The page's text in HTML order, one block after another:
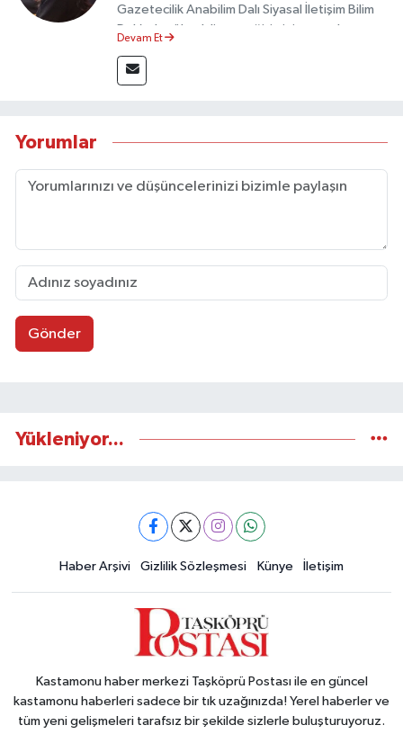
Gazetecilik Anabilim Dalı Siyasal İletişim Bilim
Dalı’nda yüksek lisans eğitimini tamamlamıştır.
akademik çalışmalar gerçekleştirmiştir.
Taşköprü Postası internet haber sitesinde
Devam Et
Yorumlar
Gönder
Yükleniyor...
Haber Arşivi Gizlilik Sözleşmesi Künye İletişim
Kastamonu haber merkezi Taşköprü Postası ile en güncel
kastamonu haberleri sadece bir tık uzağınızda! Yerel haberler ve
tüm yeni gelişmeleri tarafsız bir şekilde sizlerle buluşturuyoruz.